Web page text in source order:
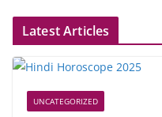
Latest Articles
UNCATEGORIZED